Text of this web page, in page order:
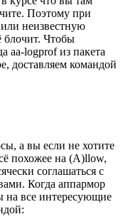
Поэтому при
неизвестную
блочит. Чтобы
aa-logprof из пакета
доставляем командой
а вы если не хотите
похожее на (A)llow,
соглашаться с
Когда аппармор
на все интересующие